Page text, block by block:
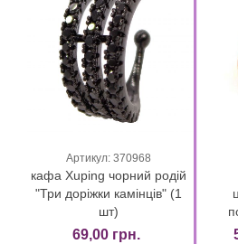
Артикул: 370968
кафа Xuping чорний родій
"Три доріжки камінців" (1
шт)
69,00 грн.